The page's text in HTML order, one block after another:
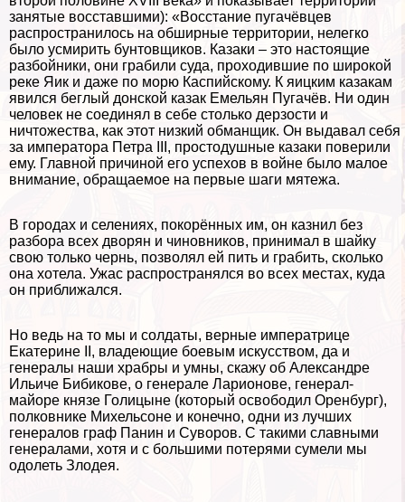
занятые восставшими): «Восстание пугачёвцев
распространилось на обширные территории, нелегко
было усмирить бунтовщиков. Казаки – это настоящие
разбойники, они грабили суда, проходившие по широкой
реке Яик и даже по морю Каспийскому. К яицким казакам
явился беглый донской казак Емельян Пугачёв. Ни один
человек не соединял в себе столько дерзости и
ничтожества, как этот низкий обманщик. Он выдавал себя
за императора Петра III, простодушные казаки поверили
ему. Главной причиной его успехов в войне было малое
внимание, обращаемое на первые шаги мятежа.
В городах и селениях, покорённых им, он казнил без
разбора всех дворян и чиновников, принимал в шайку
свою только чернь, позволял ей пить и грабить, сколько
она хотела. Ужас распространялся во всех местах, куда
он приближался.
Но ведь на то мы и солдаты, верные императрице
Екатерине II, владеющие боевым искусством, да и
генералы наши храбры и умны, скажу об Александре
Ильиче Бибикове, о генерале Ларионове, генерал-
майоре князе Голицыне (который освободил Оренбург),
полковнике Михельсоне и конечно, одни из лучших
генералов граф Панин и Суворов. С такими славными
генералами, хотя и с большими потерями сумели мы
одолеть Злодея.